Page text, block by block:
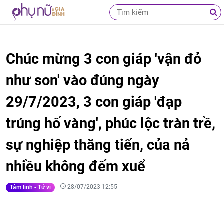
Chúc mừng 3 con giáp 'vận đỏ
như son' vào đúng ngày
29/7/2023, 3 con giáp 'đạp
trúng hố vàng', phúc lộc tràn trề,
sự nghiệp thăng tiến, của nả
nhiều không đếm xuể
Tâm linh - Tử vi 28/07/2023 12:55